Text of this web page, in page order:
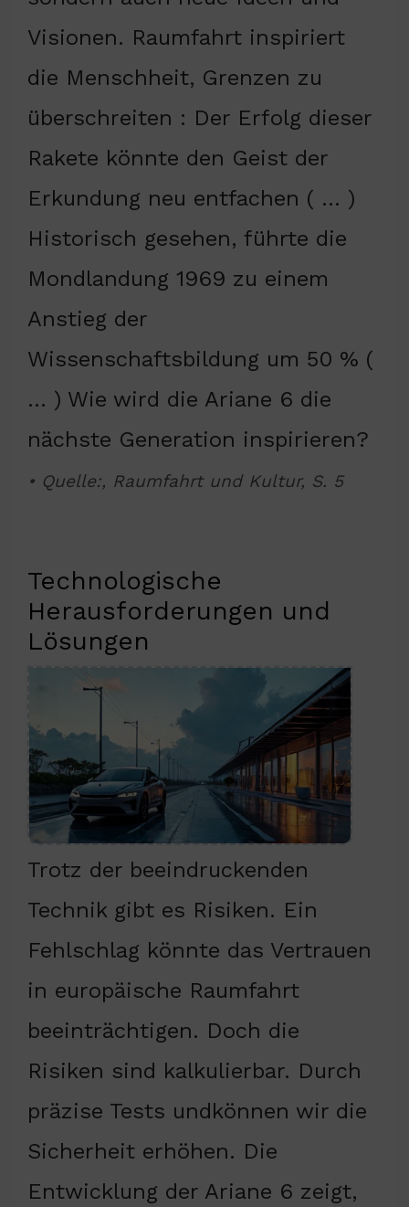
Visionen. Raumfahrt inspiriert
die Menschheit, Grenzen zu
überschreiten : Der Erfolg dieser
Rakete könnte den Geist der
Erkundung neu entfachen ( … )
Historisch gesehen, führte die
Mondlandung 1969 zu einem
Anstieg der
Wissenschaftsbildung um 50 % (
… ) Wie wird die Ariane 6 die
nächste Generation inspirieren?
• Quelle:, Raumfahrt und Kultur, S. 5
Technologische
Herausforderungen und
Lösungen
Trotz der beeindruckenden
Technik gibt es Risiken. Ein
Fehlschlag könnte das Vertrauen
in europäische Raumfahrt
beeinträchtigen. Doch die
Risiken sind kalkulierbar. Durch
präzise Tests undkönnen wir die
Sicherheit erhöhen. Die
Entwicklung der Ariane 6 zeigt,